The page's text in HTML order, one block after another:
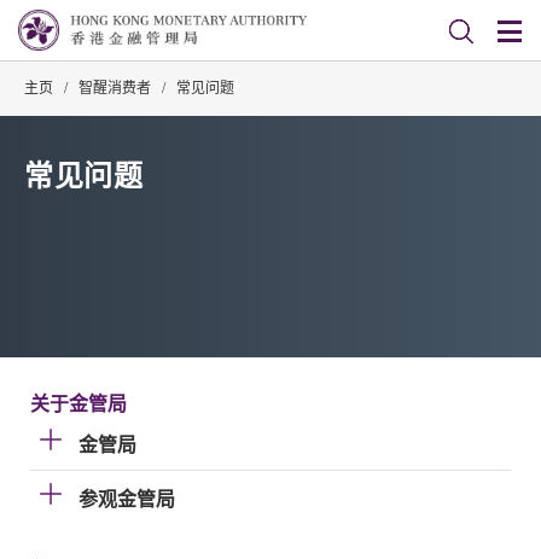
主页 / 智醒消费者 / 常见问题
常见问题
关于金管局
金管局
参观金管局